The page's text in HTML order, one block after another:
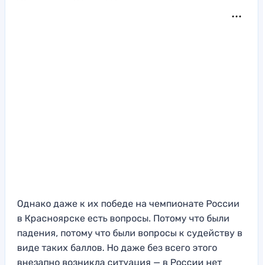
Однако даже к их победе на чемпионате России
в Красноярске есть вопросы. Потому что были
падения, потому что были вопросы к судейству в
виде таких баллов. Но даже без всего этого
внезапно возникла ситуация — в России нет